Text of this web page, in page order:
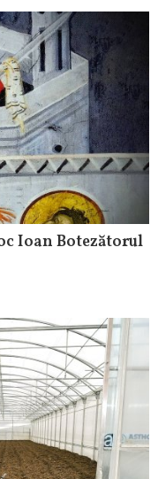
Ioan Botezătorul